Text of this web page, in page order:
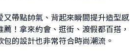
又帶點帥氣、背起來瞬間提升造型感
！拿來約會、逛街、渡假都百搭，
的設計也非常符合時尚潮流。